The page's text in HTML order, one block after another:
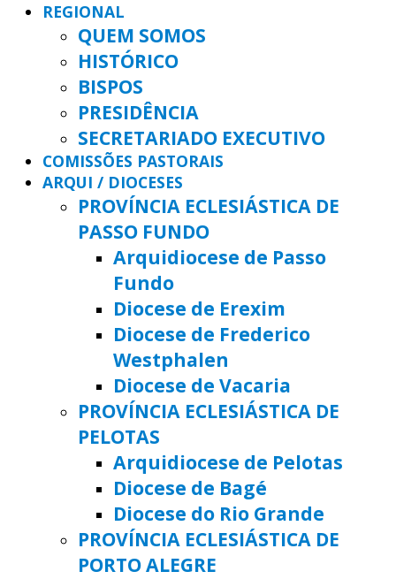
REGIONAL
QUEM SOMOS
HISTÓRICO
BISPOS
PRESIDÊNCIA
SECRETARIADO EXECUTIVO
COMISSÕES PASTORAIS
ARQUI / DIOCESES
PROVÍNCIA ECLESIÁSTICA DE
PASSO FUNDO
Arquidiocese de Passo
Fundo
Diocese de Erexim
Diocese de Frederico
Westphalen
Diocese de Vacaria
PROVÍNCIA ECLESIÁSTICA DE
PELOTAS
Arquidiocese de Pelotas
Diocese de Bagé
Diocese do Rio Grande
PROVÍNCIA ECLESIÁSTICA DE
PORTO ALEGRE